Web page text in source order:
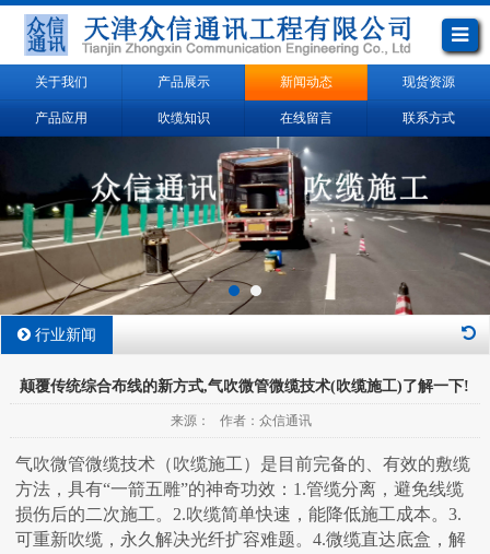
关于我们 产品展示 新闻动态 现货资源
产品应用 吹缆知识 在线留言 联系方式
行业新闻
颠覆传统综合布线的新方式,气吹微管微缆技术(吹缆施工)了解一下!
来源： 作者：众信通讯
气吹微管微缆技术（吹缆施工）是目前完备的、有效的敷缆
方法，具有“一箭五雕”的神奇功效：1.管缆分离，避免线缆
损伤后的二次施工。2.吹缆简单快速，能降低施工成本。3.
可重新吹缆，永久解决光纤扩容难题。4.微缆直达底盒，解